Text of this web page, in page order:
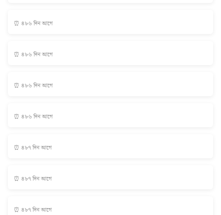
⏰ ৪৮৬ দিন আগে
⏰ ৪৮৬ দিন আগে
⏰ ৪৮৬ দিন আগে
⏰ ৪৮৬ দিন আগে
⏰ ৪৮৭ দিন আগে
⏰ ৪৮৭ দিন আগে
⏰ ৪৮৭ দিন আগে